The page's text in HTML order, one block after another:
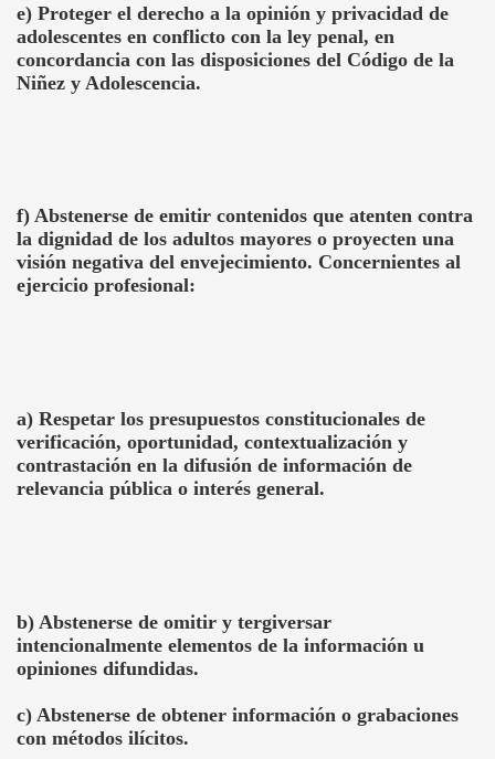
e) Proteger el derecho a la opinión y privacidad de
adolescentes en conflicto con la ley penal, en
concordancia con las disposiciones del Código de la
Niñez y Adolescencia.
f) Abstenerse de emitir contenidos que atenten contra
la dignidad de los adultos mayores o proyecten una
visión negativa del envejecimiento. Concernientes al
ejercicio profesional:
a) Respetar los presupuestos constitucionales de
verificación, oportunidad, contextualización y
contrastación en la difusión de información de
relevancia pública o interés general.
b) Abstenerse de omitir y tergiversar
intencionalmente elementos de la información u
opiniones difundidas.
c) Abstenerse de obtener información o grabaciones
con métodos ilícitos.